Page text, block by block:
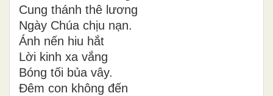
Cung thánh thê lương
Ngày Chúa chịu nạn.
Ánh nến hiu hắt
Lời kinh xa vắng
Bóng tối bủa vây.
Đêm con không đến